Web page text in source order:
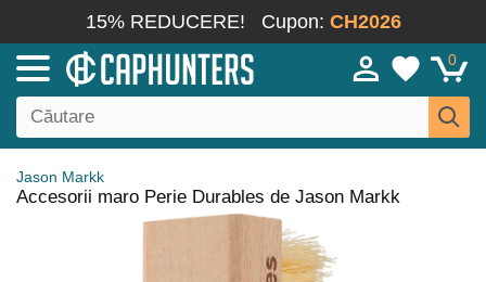
15% REDUCERE! Cupon: CH2026
0
Jason Markk
Accesorii maro Perie Durables de Jason Markk